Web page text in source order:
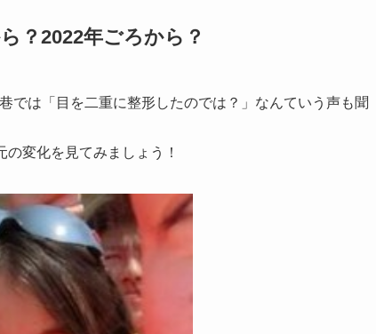
？2022年ごろから？
では「目を二重に整形したのでは？」なんていう声も聞
変化を見てみましょう！